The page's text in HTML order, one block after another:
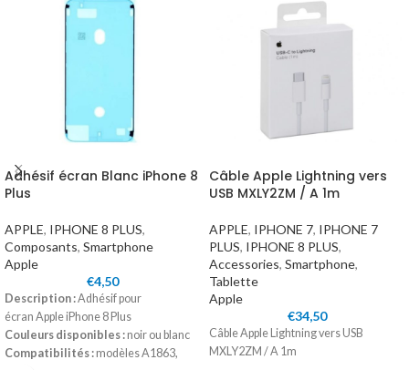
Adhésif écran Blanc iPhone 8
Plus
APPLE, IPHONE 8 PLUS,
Composants, Smartphone
Apple
€4,50
Description :Adhésif pour
écran Apple iPhone 8 Plus
Couleurs disponibles :noir ou blanc
Compatibilités :modèles A1863,
Câble Apple Lightning vers
USB MXLY2ZM / A 1m
APPLE, IPHONE 7, IPHONE 7
PLUS, IPHONE 8 PLUS,
Accessories, Smartphone,
Tablette
Apple
€34,50
Câble Apple Lightning vers USB
MXLY2ZM / A 1m